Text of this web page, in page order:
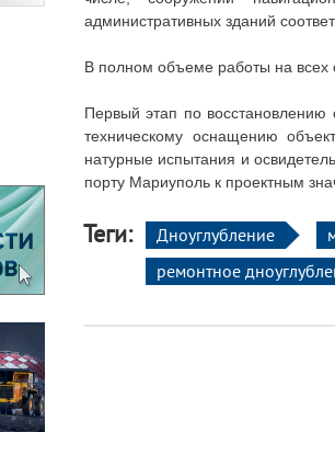
административных зданий
В полном объеме работы на всех
Первый этап по восстановлению
техническому оснащению
натурные испытания и
порту Мариуполь к проектным
Теги: Дноуглубление
ремонтное